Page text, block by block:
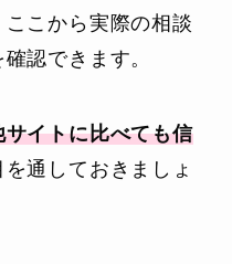
こから実際の相談
認できます。
サイトに比べても信
通しておきましょ